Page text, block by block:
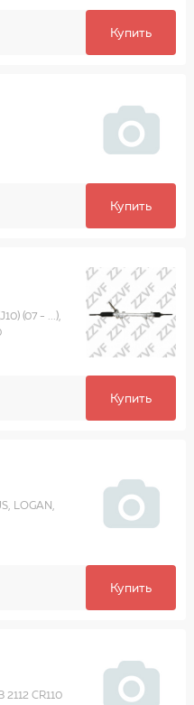
Купить
Купить
(07 - ...),
Купить
LOGAN,
Купить
CR110